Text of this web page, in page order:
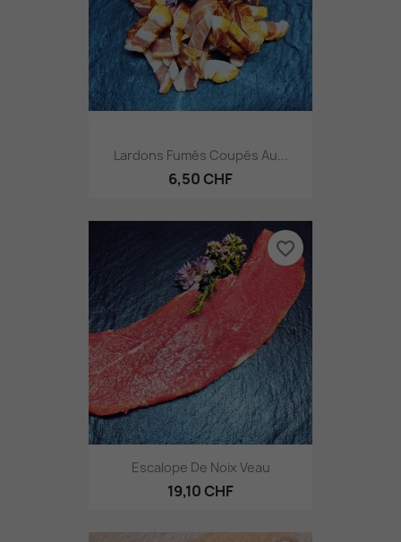
Lardons Fumés Coupés Au...
6,50 CHF
Escalope De Noix Veau
19,10 CHF
favorite_border